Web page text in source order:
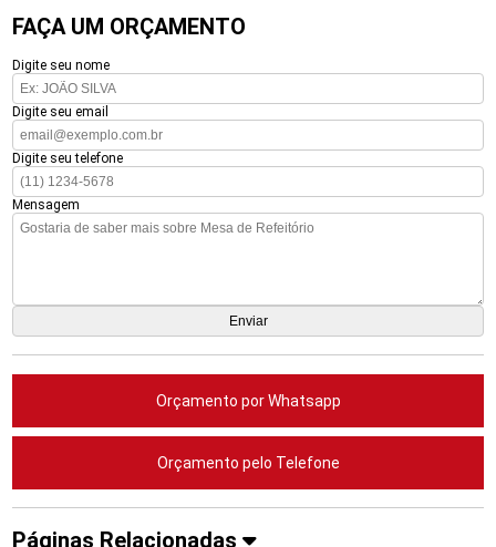
FAÇA UM ORÇAMENTO
Digite seu nome
Digite seu email
Digite seu telefone
Mensagem
Orçamento por Whatsapp
Orçamento pelo Telefone
Páginas Relacionadas